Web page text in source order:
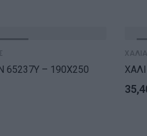
65237Y – 190X250